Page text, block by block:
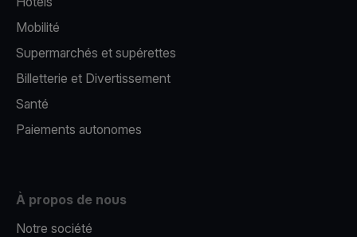
Mobilité
Supermarchés et supérettes
Billetterie et Divertissement
Santé
Paiements autonomes
À propos de nous
Notre société